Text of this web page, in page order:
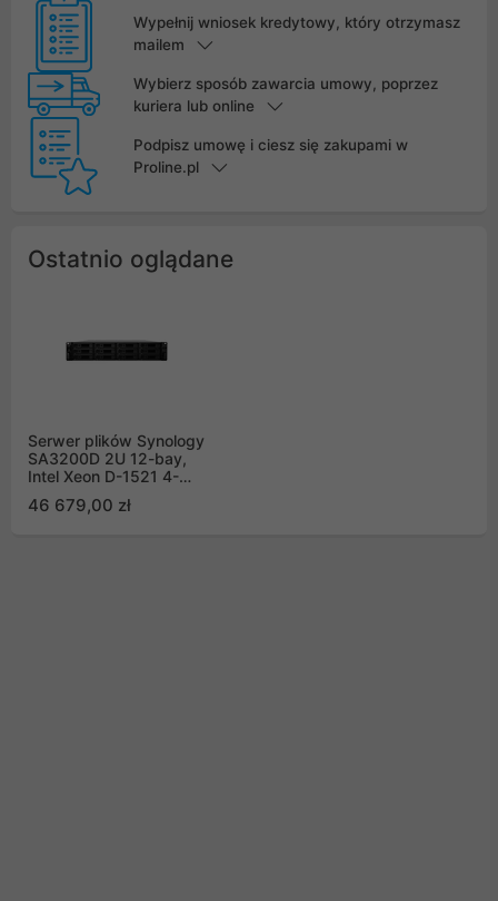
Wypełnij wniosek kredytowy, który otrzymasz
mailem
Wybierz sposób zawarcia umowy, poprzez
kuriera lub online
Podpisz umowę i ciesz się zakupami w
Proline.pl
Ostatnio oglądane
Serwer plików Synology
SA3200D 2U 12-bay,
Intel Xeon D-1521 4-
DDR4 ECC UDIMM,
46 679,00 zł